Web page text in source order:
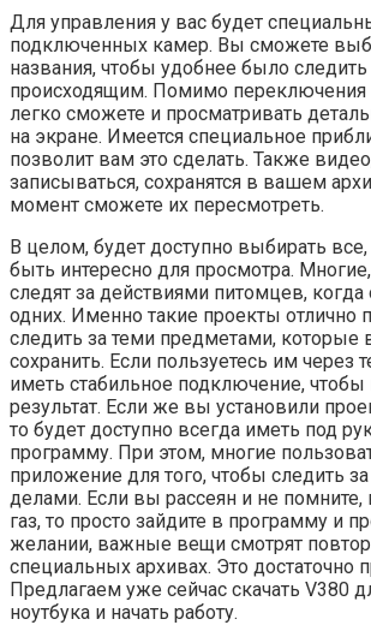
Для управления у вас будет
подключенных камер. Вы сможете
названия, чтобы удобнее было следить
происходящим. Помимо
легко сможете и просматривать
на экране. Имеется специальное
позволит вам это сделать. Также
записываться, сохранятся в вашем
момент сможете их пересмотреть.
В целом, будет доступно выбирать
быть интересно для просмотра.
следят за действиями питомцев, когда
одних. Именно такие проекты отлично
следить за теми предметами, которые
сохранить. Если пользуетесь им через
иметь стабильное подключение, чтобы
результат. Если же вы установили
то будет доступно всегда иметь под
программу. При этом, многие
приложение для того, чтобы следить
делами. Если вы рассеян и не
газ, то просто зайдите в программу и
желании, важные вещи смотрят
специальных архивах. Это достаточно
Предлагаем уже сейчас скачать V380
ноутбука и начать работу.